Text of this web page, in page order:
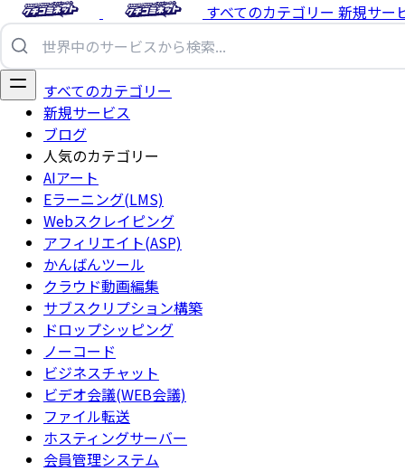
すべてのカテゴリー 新規サー
すべてのカテゴリー
新規サービス
ブログ
人気のカテゴリー
AIアート
Eラーニング(LMS)
Webスクレイピング
アフィリエイト(ASP)
かんばんツール
クラウド動画編集
サブスクリプション構築
ドロップシッピング
ノーコード
ビジネスチャット
ビデオ会議(WEB会議)
ファイル転送
ホスティングサーバー
会員管理システム